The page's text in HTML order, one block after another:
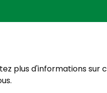
plus d'informations